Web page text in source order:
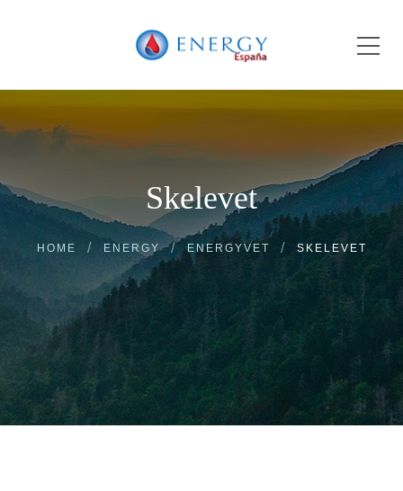
Skelevet
HOME ENERGY ENERGYVET SKELEVET